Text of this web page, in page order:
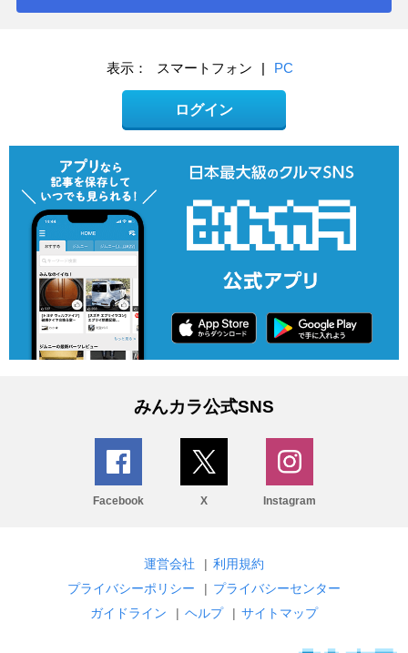
表示： スマートフォン | PC
ログイン
みんカラ公式SNS
Facebook X Instagram
運営会社 | 利用規約
プライバシーポリシー
| プライバシーセンター
ガイドライン
| ヘルプ | サイトマップ